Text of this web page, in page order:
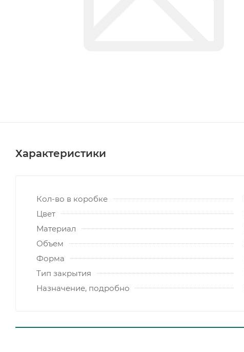
Характеристики
Кол-во в коробке
Цвет
Материал
Объем
Форма
Тип закрытия
Назначение, подробно